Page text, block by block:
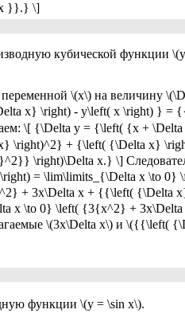
}}.} \]
кубической функции
\(x\) на величину
x} \right) - y\left( x \right) }
\[ {\Delta y = {\left( {x +
\right)^2} + {\left( {\Delta x}
\right)\Delta x.} \]
= \lim\limits_{\Delta x \to
+ 3x\Delta x + {{\left( {\Delta
x \to 0} \left( {3{x^2} +
\(3x\Delta x\) и \({{\left(
функции \(y = \sin x\).